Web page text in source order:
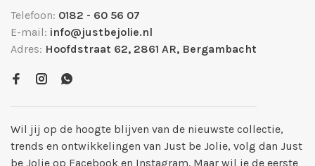
Telefoon: 0182 - 60 56 07
E-mail: info@justbejolie.nl
Adres: Hoofdstraat 62, 2861 AR, Bergambacht
Wil jij op de hoogte blijven van de nieuwste collectie,
trends en ontwikkelingen van Just be Jolie, volg dan Just
be Jolie op Facebook en Instagram. Maar wil je de eerste